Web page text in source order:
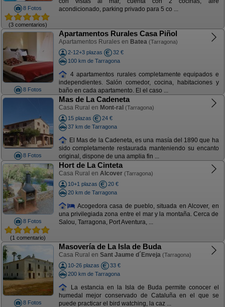
8 Fotos
(3 comentarios)
acondicionado, parking privado para 5 co ...
8 Fotos
Apartamentos Rurales Casa Piñol
Apartamentos Rurales en Batea (Tarragona)
2-12+3 plazas
32 €
100 km de Tarragona
4 apartamentos rurales completamente equipados e
independientes. Salón comedor, cocina, habitaciones y
baño en cada apartamento. El el caso ...
8 Fotos
Mas de La Cadeneta
Casa Rural en Mont-ral (Tarragona)
15 plazas
24 €
37 km de Tarragona
El Mas de la Cadeneta, es una masía del 1890 que ha
sido completamente restaurada manteniendo su encanto
original, dispone de una amplia fin ...
8 Fotos
(1 comentario)
Hort de La Cinteta
Casa Rural en Alcover (Tarragona)
10+1 plazas
20 €
20 km de Tarragona
Acogedora casa de pueblo, situada en Alcover, en
una privilegiada zona entre el mar y la montaña. Cerca de
Salou, Tarragona, Port Aventura, ...
8 Fotos
Masovería de La Isla de Buda
Casa Rural en Sant Jaume d´Enveja (Tarragona)
10-26 plazas
33 €
200 km de Tarragona
La estancia en la Isla de Buda permite conocer el
humedal mejor conservado de Cataluña en el que se
puede practicar el bird watching, la caz ...